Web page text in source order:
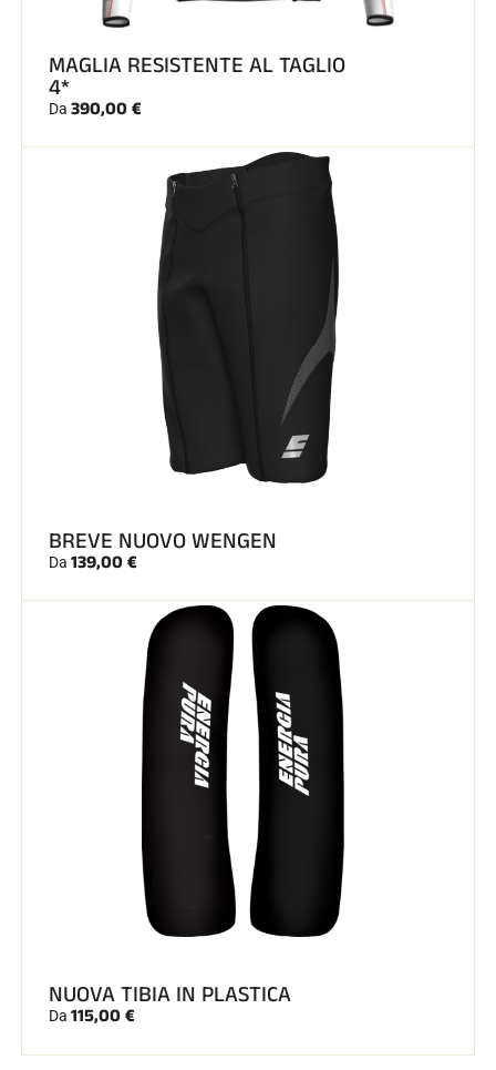
SCI SU TUTTI I TERRENI
SCI DI FONDO
MAGLIA RESISTENTE AL TAGLIO
4*
Da 390,00 €
BREVE NUOVO WENGEN
Da 139,00 €
NUOVA TIBIA IN PLASTICA
Da 115,00 €